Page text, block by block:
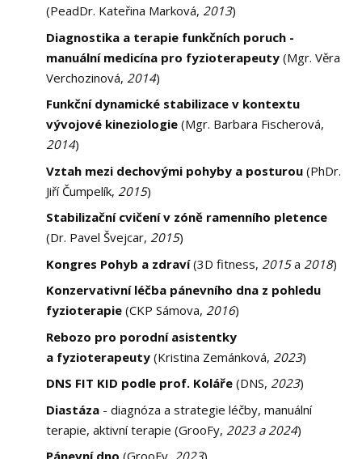
(PeadDr. Kateřina Marková,2013)
Diagnostika a terapie funkčních poruch -
manuální medicína pro fyzioterapeuty (Mgr. Věra
Verchozinová, 2014)
Funkční dynamické stabilizace v kontextu
vývojové kineziologie (Mgr. Barbara Fischerová,
2014)
Vztah mezi dechovými pohyby a posturou (PhDr.
Jiří Čumpelík, 2015)
Stabilizační cvičení v zóně ramenního pletence
(Dr. Pavel Švejcar,2015)
Kongres Pohyb a zdraví(3D fitness, 2015a 2018)
Konzervativní léčba pánevního dna z pohledu
fyzioterapie (CKP Sámova,2016)
Rebozo pro porodní asistentky
a fyzioterapeuty (Kristina Zemánková, 2023)
DNS FIT KID podle prof. Koláře (DNS,2023)
Diastáza - diagnóza a strategie léčby, manuální
terapie, aktivní terapie (GrooFy, 2023 a 2024)